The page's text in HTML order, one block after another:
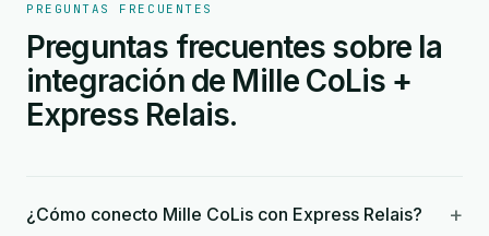
PREGUNTAS FRECUENTES
Preguntas frecuentes sobre la
integración de Mille CoLis +
Express Relais.
¿Cómo conecto Mille CoLis con Express Relais? +